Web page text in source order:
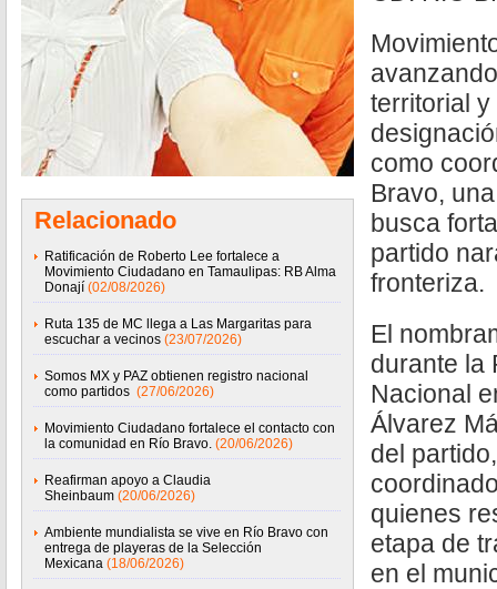
Relacionado
Ratificación de Roberto Lee fortalece a
Movimiento Ciudadano en Tamaulipas: RB Alma
Donají (02/08/2026)
Ruta 135 de MC llega a Las Margaritas para
escuchar a vecinos (23/07/2026)
Somos MX y PAZ obtienen registro nacional
como partidos (27/06/2026)
Movimiento Ciudadano fortalece el contacto con
la comunidad en Río Bravo. (20/06/2026)
Reafirman apoyo a Claudia
Sheinbaum (20/06/2026)
Ambiente mundialista se vive en Río Bravo con
entrega de playeras de la Selección
Mexicana (18/06/2026)
territorial
como
Bravo,
busca
partido
fronteriza.
El
durante la
Nacional
Álvarez
del
quienes
etapa de
en el